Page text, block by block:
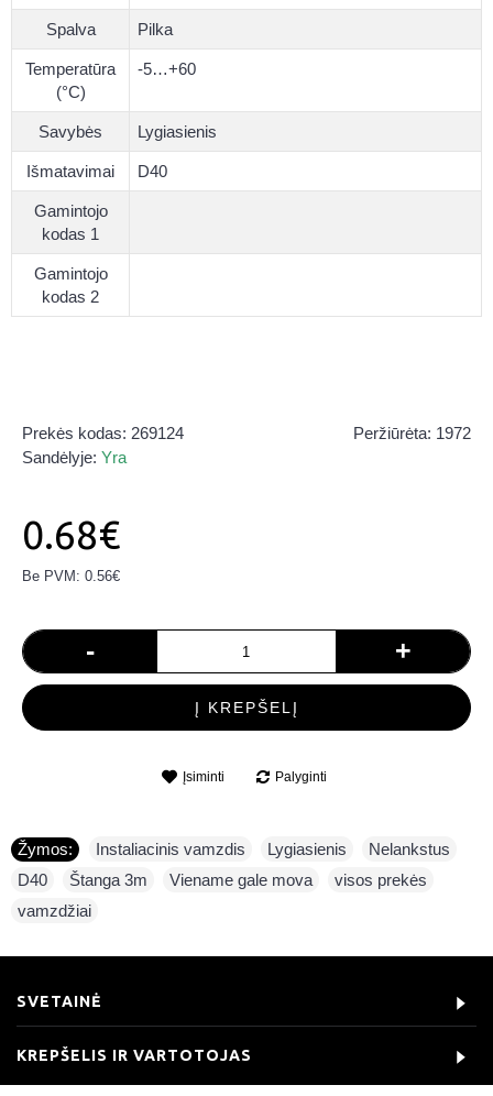
Spalva Pilka
Temperatūra
(°C)
-5…+60
Savybės Lygiasienis
Išmatavimai D40
Gamintojo
kodas 1
Gamintojo
kodas 2
Peržiūrėta: 1972
Prekės kodas: 269124
Sandėlyje: Yra
0.68€
Be PVM: 0.56€
- +
Į KREPŠELĮ
Įsiminti Palyginti
Žymos: Instaliacinis vamzdis Lygiasienis Nelankstus
D40
Štanga 3m Viename gale mova visos prekės
vamzdžiai
SVETAINĖ
KREPŠELIS IR VARTOTOJAS